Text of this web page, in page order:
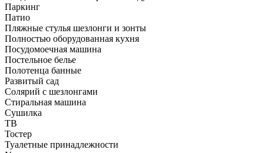
Паркинг
Патио
Пляжные стулья шезлонги и зонты
Полностью оборудованная кухня
Посудомоечная машина
Постельное белье
Полотенца банные
Развитый сад
Солярий с шезлонгами
Стиральная машина
Сушилка
ТВ
Тостер
Туалетные принадлежности